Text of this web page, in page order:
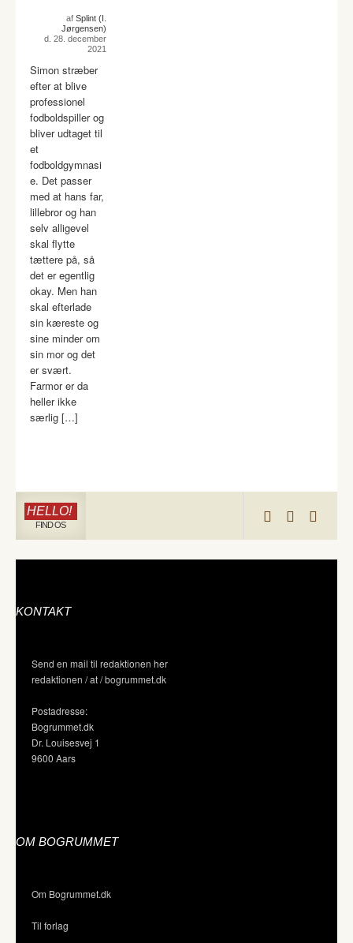
af Splint (I.
Jørgensen)
d. 28. december
2021
Simon stræber
efter at blive
professionel
fodboldspiller og
bliver udtaget til
et
fodboldgymnasi
e. Det passer
med at hans far,
lillebror og han
selv alligevel
skal flytte
tættere på, så
det er egentlig
okay. Men han
skal efterlade
sin kæreste og
sine minder om
sin mor og det
er svært.
Farmor er da
heller ikke
særlig […]
HELLO!
FIND OS
KONTAKT
Send en mail til redaktionen her
redaktionen / at / bogrummet.dk
Postadresse:
Bogrummet.dk
Dr. Louisesvej 1
9600 Aars
OM BOGRUMMET
Om Bogrummet.dk
Til forlag